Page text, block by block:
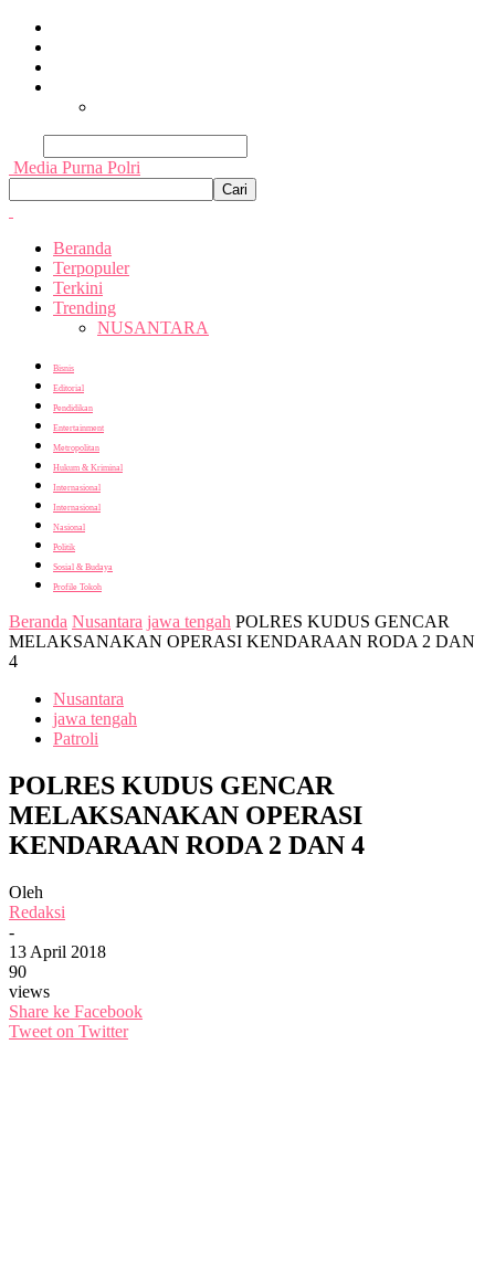
Media Purna Polri
Beranda
Terpopuler
Terkini
Trending
NUSANTARA
Bisnis
Editorial
Pendidikan
Entertainment
Metropolitan
Hukum & Kriminal
Internasional
Internasional
Nasional
Politik
Sosial & Budaya
Profile Tokoh
Beranda Nusantara jawa tengah POLRES KUDUS GENCAR
MELAKSANAKAN OPERASI KENDARAAN RODA 2 DAN
4
Nusantara
jawa tengah
Patroli
POLRES KUDUS GENCAR
MELAKSANAKAN OPERASI
KENDARAAN RODA 2 DAN 4
Oleh
Redaksi
-
13 April 2018
90
views
Share ke Facebook
Tweet on Twitter